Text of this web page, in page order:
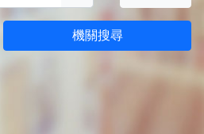
機關搜尋